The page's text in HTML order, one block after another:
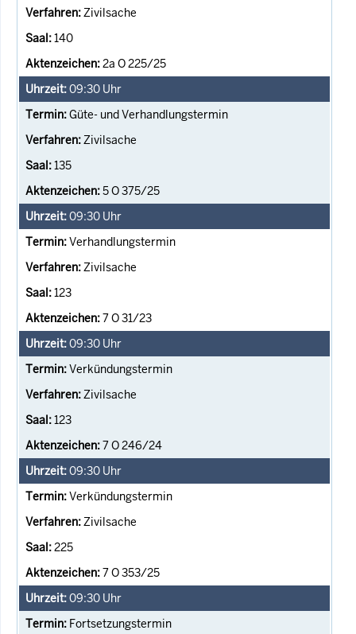
Zivilsache
140
2a O 225/25
09:30 Uhr
Güte- und Verhandlungstermin
Zivilsache
135
5 O 375/25
09:30 Uhr
Verhandlungstermin
Zivilsache
123
7 O 31/23
09:30 Uhr
Verkündungstermin
Zivilsache
123
7 O 246/24
09:30 Uhr
Verkündungstermin
Zivilsache
225
7 O 353/25
09:30 Uhr
Fortsetzungstermin